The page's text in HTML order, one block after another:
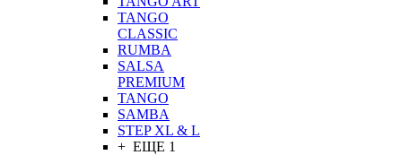
TANGO
CLASSIC
RUMBA
SALSA
PREMIUM
TANGO
SAMBA
STEP XL & L
+ ЕЩЕ 1